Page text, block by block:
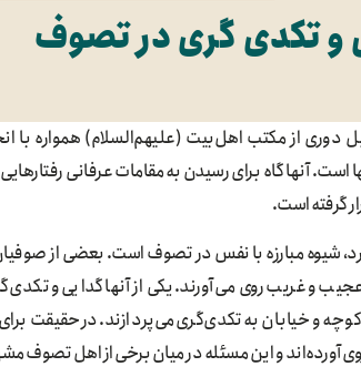
و تکدی گری در تصوف
دوری از مکتب اهل‌بیت (علیهم‌السلام) همواره با
است. آنها گاه برای رسیدن به مقامات عرفانی
گرفته است.
شیوه مبارزه با نفس در تصوف است. بعضی از
عجیب و غریب روی می‌آورند. یکی از آنها گدایی و
کوچه و خیابان به تکدی‌گری می‌پردازند. در حقیقت
آورده‌اند و این مسئله در میان برخی از اهل تصوف